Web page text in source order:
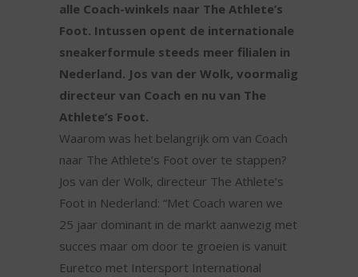
alle Coach-winkels naar The Athlete’s
Foot. Intussen opent de internationale
sneakerformule steeds meer filialen in
Nederland. Jos van der Wolk, voormalig
directeur van Coach en nu van The
Athlete’s Foot.
Waarom was het belangrijk om van Coach
naar The Athlete’s Foot over te stappen?
Jos van der Wolk, directeur The Athlete’s
Foot in Nederland: “Met Coach waren we
25 jaar dominant in de markt aanwezig met
succes maar om door te groeien is vanuit
Euretco met Intersport International